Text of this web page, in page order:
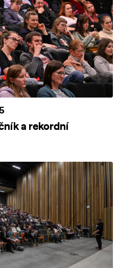
a rekordní